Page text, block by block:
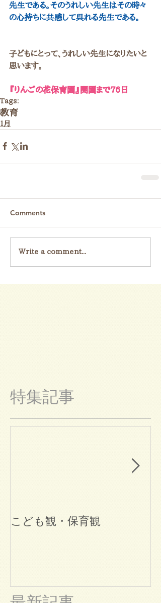
先生である。そのうれしい先生はその時々
の心持ちに共感して呉れる先生である。
子どもにとって、うれしい先生になりたいと
思います。
『りんごの花保育園』開園まで76日
Tags:
教育
１月
Comments
Write a comment...
特集記事
こども観・保育観